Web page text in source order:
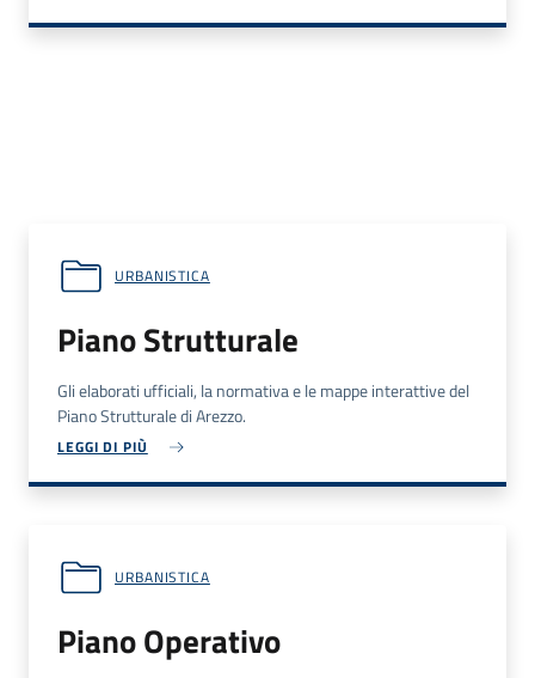
URBANISTICA
Piano Strutturale
Gli elaborati ufficiali, la normativa e le mappe interattive del
Piano Strutturale di Arezzo.
LEGGI DI PIÙ
URBANISTICA
Piano Operativo